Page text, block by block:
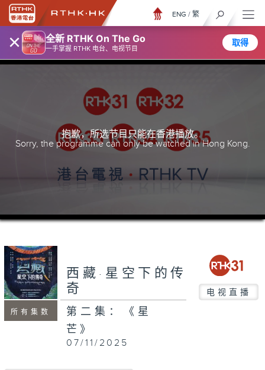
× 全新 RTHK On The Go
一手掌握 RTHK 电台、电视节目
取得
ENG / 繁
抱歉，所选节目只能在香港播放。
Sorry, the programme can only be watched in Hong Kong.
所有集数
西藏·星空下的传
奇
电视直播
第二集：《星
芒》
07/11/2025